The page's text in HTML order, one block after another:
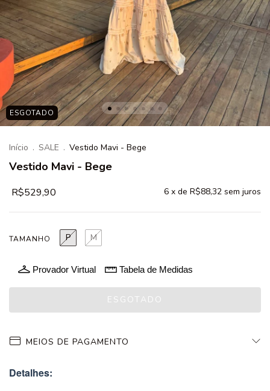
ESGOTADO
Início . SALE . Vestido Mavi - Bege
Vestido Mavi - Bege
R$529,90 6 x de R$88,32 sem juros
TAMANHO P M
Provador Virtual Tabela de Medidas
MEIOS DE PAGAMENTO
Detalhes: